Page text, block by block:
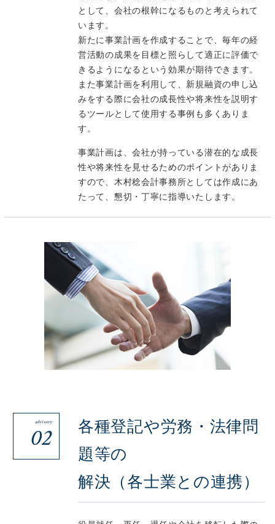
として、会社の根幹になるものと考えられて
います。
新たに事業計画を作成することで、毎年の経
営活動の成果を目標と照らして適正に評価で
きるようになるという効果が期待できます。
また事業計画を利用して、新規融資の申し込
みをする際に会社の成長性や将来性を説明す
るツールとして使用する事例も多くありま
す。
事業計画は、会社が持っている潜在的な成長
性や将来性を見せるためのポイントがありま
すので、木村稔会計事務所としては作成にあ
たって、懇切・丁寧に指導いたします。
advisory
02
各種登記や労務・法律問
題等の
解決（各士業との連携）